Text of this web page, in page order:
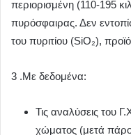
περιορισμένη (110-195
πυρόσφαιρας. Δεν
του πυριτίου (SiO₂),
3 .Με δεδομένα:
Τις αναλύσεις του
χώματος (μετά